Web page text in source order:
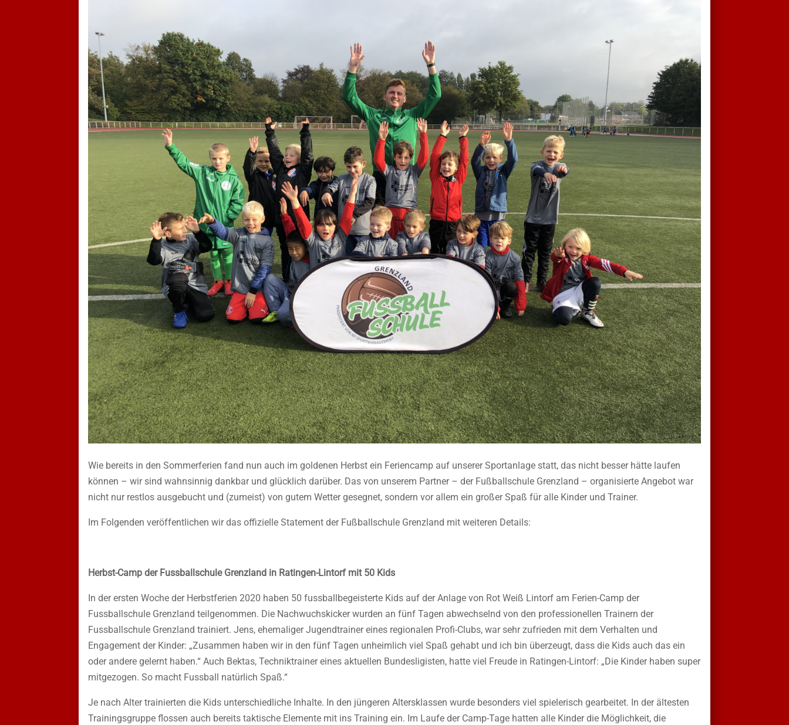
Wie bereits in den Sommerferien fand nun auch im goldenen Herbst ein Feriencamp auf unserer Sportanlage statt, das nicht besser hätte laufen
können – wir sind wahnsinnig dankbar und glücklich darüber. Das von unserem Partner – der Fußballschule Grenzland – organisierte Angebot war
nicht nur restlos ausgebucht und (zumeist) von gutem Wetter gesegnet, sondern vor allem ein großer Spaß für alle Kinder und Trainer.
Im Folgenden veröffentlichen wir das offizielle Statement der Fußballschule Grenzland mit weiteren Details:
Herbst-Camp der Fussballschule Grenzland in Ratingen-Lintorf mit 50 Kids
In der ersten Woche der Herbstferien 2020 haben 50 fussballbegeisterte Kids auf der Anlage von Rot Weiß Lintorf am Ferien-Camp der
Fussballschule Grenzland teilgenommen. Die Nachwuchskicker wurden an fünf Tagen abwechselnd von den professionellen Trainern der
Fussballschule Grenzland trainiert. Jens, ehemaliger Jugendtrainer eines regionalen Profi-Clubs, war sehr zufrieden mit dem Verhalten und
Engagement der Kinder: „Zusammen haben wir in den fünf Tagen unheimlich viel Spaß gehabt und ich bin überzeugt, dass die Kids auch das ein
oder andere gelernt haben.“ Auch Bektas, Techniktrainer eines aktuellen Bundesligisten, hatte viel Freude in Ratingen-Lintorf: „Die Kinder haben super
mitgezogen. So macht Fussball natürlich Spaß.“
Je nach Alter trainierten die Kids unterschiedliche Inhalte. In den jüngeren Altersklassen wurde besonders viel spielerisch gearbeitet. In der ältesten
Trainingsgruppe flossen auch bereits taktische Elemente mit ins Training ein. Im Laufe der Camp-Tage hatten alle Kinder die Möglichkeit, die